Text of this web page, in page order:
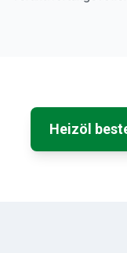
Heizöl